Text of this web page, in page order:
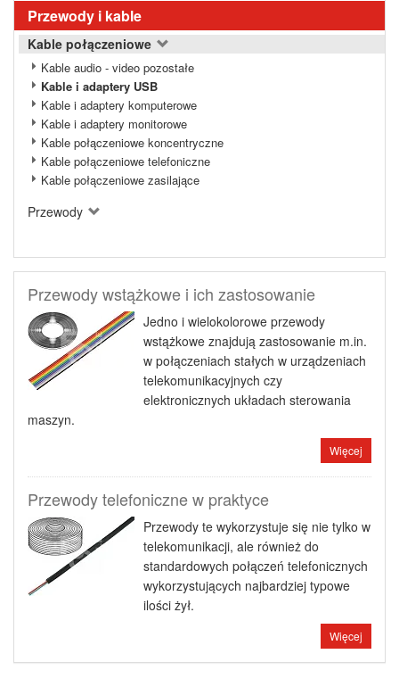
Przewody i kable
Kable połączeniowe
Kable audio - video pozostałe
Kable i adaptery USB
Kable i adaptery komputerowe
Kable i adaptery monitorowe
Kable połączeniowe koncentryczne
Kable połączeniowe telefoniczne
Kable połączeniowe zasilające
Przewody
Przewody wstążkowe i ich zastosowanie
Jedno i wielokolorowe przewody
wstążkowe znajdują zastosowanie m.in.
w połączeniach stałych w urządzeniach
telekomunikacyjnych czy
elektronicznych układach sterowania
maszyn.
Więcej
Przewody telefoniczne w praktyce
Przewody te wykorzystuje się nie tylko w
telekomunikacji, ale również do
standardowych połączeń telefonicznych
wykorzystujących najbardziej typowe
ilości żył.
Więcej